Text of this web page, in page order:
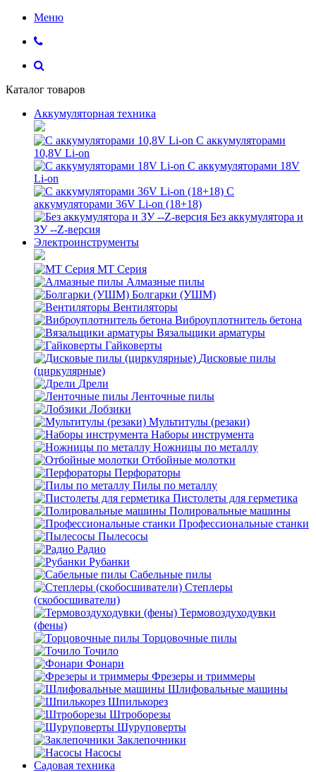
Меню
Каталог товаров
Аккумуляторная техника
С аккумуляторами
10,8V Li-on
С аккумуляторами 18V
Li-on
С
аккумуляторами 36V Li-on (18+18)
Без аккумулятора и
ЗУ --Z-версия
Электроинструменты
MT Серия
Алмазные пилы
Болгарки (УШМ)
Вентиляторы
Виброуплотнитель бетона
Вязальщики арматуры
Гайковерты
Дисковые пилы
(циркулярные)
Дрели
Ленточные пилы
Лобзики
Мультитулы (резаки)
Наборы инструмента
Ножницы по металлу
Отбойные молотки
Перфораторы
Пилы по металлу
Пистолеты для герметика
Полировальные машины
Профессиональные станки
Пылесосы
Радио
Рубанки
Сабельные пилы
Степлеры
(скобосшиватели)
Термовоздуходувки
(фены)
Торцовочные пилы
Точило
Фонари
Фрезеры и триммеры
Шлифовальные машины
Шпилькорез
Штроборезы
Шуруповерты
Заклепочники
Насосы
Садовая техника